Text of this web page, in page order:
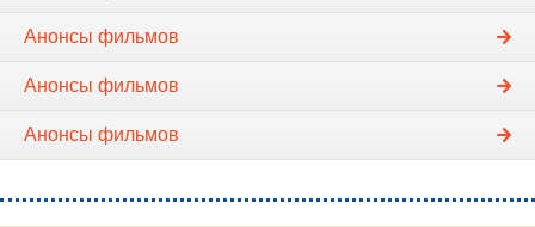
Анонсы фильмов
Анонсы фильмов
Анонсы фильмов